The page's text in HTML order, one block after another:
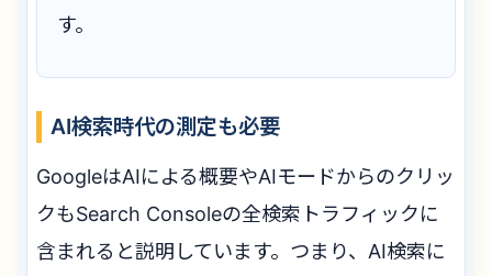
す。
AI検索時代の測定も必要
GoogleはAIによる概要やAIモードからのクリッ
クもSearch Consoleの全検索トラフィックに
含まれると説明しています。つまり、AI検索に